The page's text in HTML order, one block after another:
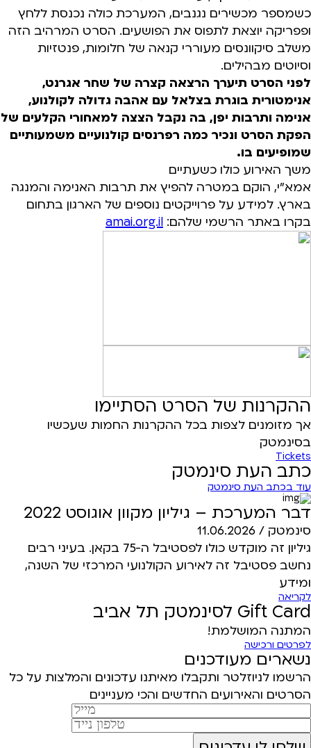
כשמספר מכשירים נגנבים, המערכת כולה נכנסת ללחץ
ופפריקה יוצאת לתפוס את הפושעים. הסרט המרהיב הזה
משלב סיקוונסים מעוררי קנאה של חלומות, פנטזיות
וסיוטים מבהילים.
לפני הסרט תיערך הרצאה קצרה של שחר אגרנט,
אנימטורית בוגרת בצלאל עם אהבה גדולה לקולנוע,
אנימה ותרבות יפן, בה נקבל הצצה למאחורי הקלעים של
הפקת הסרט ונכיר כמה רפרנסים קולנועיים משמעותיים
שמופיעים בו.
משך האירוע כולו כשעתיים
אמא"י, הוקם במטרה להפיץ את תרבות האנימה והמנגה
בארץ. למידע על פרוייקטים נוספים של הארגון בתחום
בקרו באתר הרשמי שלהם: amai.org.il
ההקרנות של הסרט הסתיימו
אך מזומנים לצפות בכל ההקרנות החמות שעכשיו
בסינמטק
Tickets
כתב העת סינמטק
עוד בכתב העת סינמטק
דבר המערכת – גיליון מקוון אוגוסט 2022
סינמטק / 11.06.2026
גיליון זה מוקדש כולו לפסטיבל ה-75 בקאן. בעיני רבים
נחשב פסטיבל זה לאירוע הקולנועי המרכזי של השנה,
ומידע
לקריאה
Gift Card לסינמטק תל אביב
המתנה המושלמת!
לפרטים ורכישה
נשארים מעודכנים
הרשמו לניוזלטר ותקבלו מאיתנו עדכונים והמלצות על כל
הסרטים והאירועים החדשים והכי מעניינים